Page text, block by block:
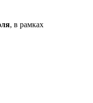
, в рамках